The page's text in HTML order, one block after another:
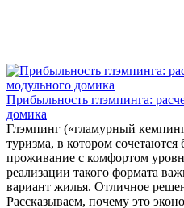
Прибыльность глэмпинга:
домика
Глэмпинг («гламурный
туризма, в котором
проживание с комфортом
реализации такого формата
вариант жилья. Отличное
Рассказываем, почему это